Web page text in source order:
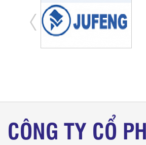
CÔNG TY CỔ